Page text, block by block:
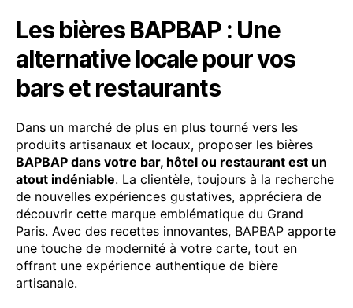
Les bières BAPBAP : Une
alternative locale pour vos
bars et restaurants
Dans un marché de plus en plus tourné vers les
produits artisanaux et locaux, proposer les bières
BAPBAP dans votre bar, hôtel ou restaurant est un
atout indéniable. La clientèle, toujours à la recherche
de nouvelles expériences gustatives, appréciera de
découvrir cette marque emblématique du Grand
Paris. Avec des recettes innovantes, BAPBAP apporte
une touche de modernité à votre carte, tout en
offrant une expérience authentique de bière
artisanale.